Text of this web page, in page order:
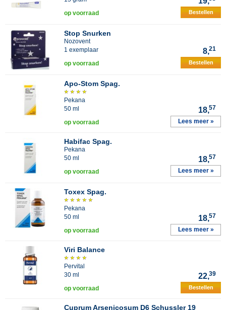
op voorraad Bestellen
Stop Snurken
Nozovent
1 exemplaar
8,21
op voorraad Bestellen
Apo-Stom Spag.
Pekana
50 ml
18,57
op voorraad Lees meer »
Habifac Spag.
Pekana
50 ml
18,57
op voorraad Lees meer »
Toxex Spag.
Pekana
50 ml
18,57
op voorraad Lees meer »
Viri Balance
Pervital
30 ml
22,39
op voorraad Bestellen
Cuprum Arsenicosum D6 Schussler 19